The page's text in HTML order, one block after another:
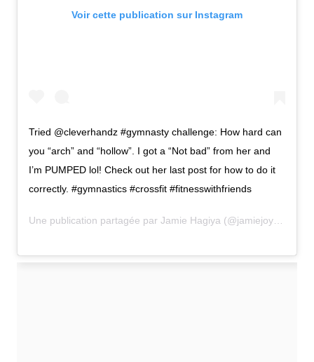
Voir cette publication sur Instagram
Tried @cleverhandz #gymnasty challenge: How hard can
you “arch” and “hollow”. I got a “Not bad” from her and
I’m PUMPED lol! Check out her last post for how to do it
correctly. #gymnastics #crossfit #fitnesswithfriends
Une publication partagée par Jamie Hagiya (@jamiejoyce2) le